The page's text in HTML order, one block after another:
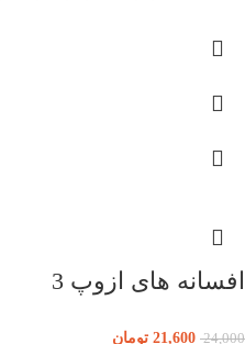
افسانه های ازوپ 3
24,000
21,600 تومان